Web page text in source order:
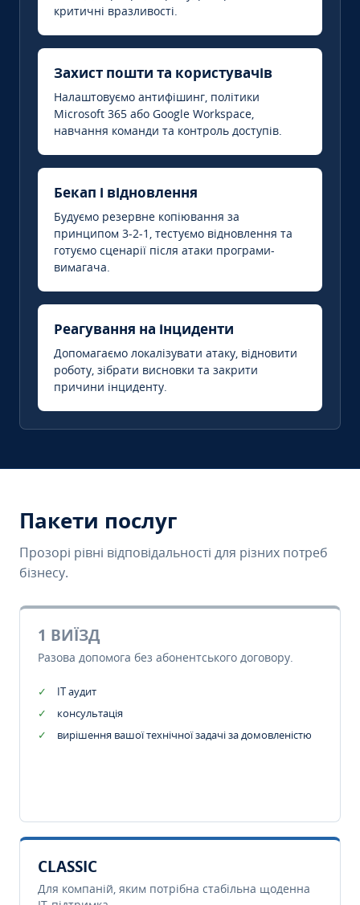
критичні вразливості.
Захист пошти та користувачів
Налаштовуємо антифішинг, політики
Microsoft 365 або Google Workspace,
навчання команди та контроль доступів.
Бекап і відновлення
Будуємо резервне копіювання за
принципом 3-2-1, тестуємо відновлення та
готуємо сценарії після атаки програми-
вимагача.
Реагування на інциденти
Допомагаємо локалізувати атаку, відновити
роботу, зібрати висновки та закрити
причини інциденту.
Пакети послуг
Прозорі рівні відповідальності для різних потреб
бізнесу.
1 ВИЇЗД
Разова допомога без абонентського договору.
IT аудит
консультація
вирішення вашої технічної задачі за домовленістю
CLASSIC
Для компаній, яким потрібна стабільна щоденна